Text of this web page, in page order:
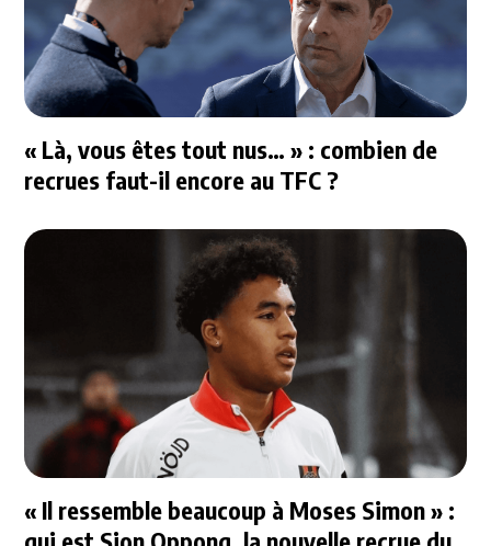
« Là, vous êtes tout nus… » : combien de
recrues faut-il encore au TFC ?
« Il ressemble beaucoup à Moses Simon » :